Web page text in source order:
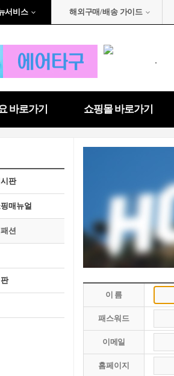
서비스 해외구매/배송 가이드
.
바로가기 쇼핑몰 바로가기
판
매뉴얼
션
이 름
패스워드
이메일
홈페이지